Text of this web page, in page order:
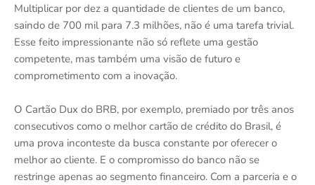
Multiplicar por dez a quantidade de clientes de um banco,
saindo de 700 mil para 7.3 milhões, não é uma tarefa trivial.
Esse feito impressionante não só reflete uma gestão
competente, mas também uma visão de futuro e
comprometimento com a inovação.
O Cartão Dux do BRB, por exemplo, premiado por três anos
consecutivos como o melhor cartão de crédito do Brasil, é
uma prova inconteste da busca constante por oferecer o
melhor ao cliente. E o compromisso do banco não se
restringe apenas ao segmento financeiro. Com a parceria e o